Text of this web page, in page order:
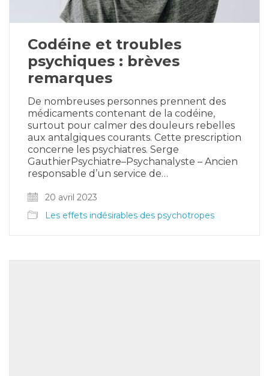
Codéine et troubles
psychiques : brèves
remarques
De nombreuses personnes prennent des
médicaments contenant de la codéine,
surtout pour calmer des douleurs rebelles
aux antalgiques courants. Cette prescription
concerne les psychiatres. Serge
GauthierPsychiatre–Psychanalyste – Ancien
responsable d’un service de…
20 avril 2023
Les effets indésirables des psychotropes